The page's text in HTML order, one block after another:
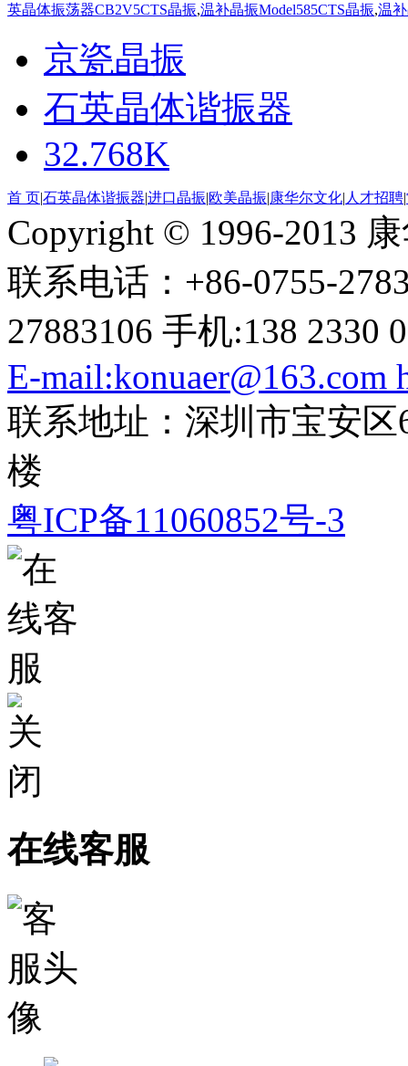
英晶体振荡器CB2V5CTS晶振,温补晶振Model585CTS晶振,温
京瓷晶振
石英晶体谐振器
32.768K
首 页|石英晶体谐振器|进口晶振|欧美晶振|康华尔文化| 人才招聘|
Copyright © 1996-2013
联系电话：+86-0755-
27883106 手机:138 2330
E-mail:konuaer@163.com
联系地址：深圳市宝安
楼
粤ICP备11060852号-3
在线客服